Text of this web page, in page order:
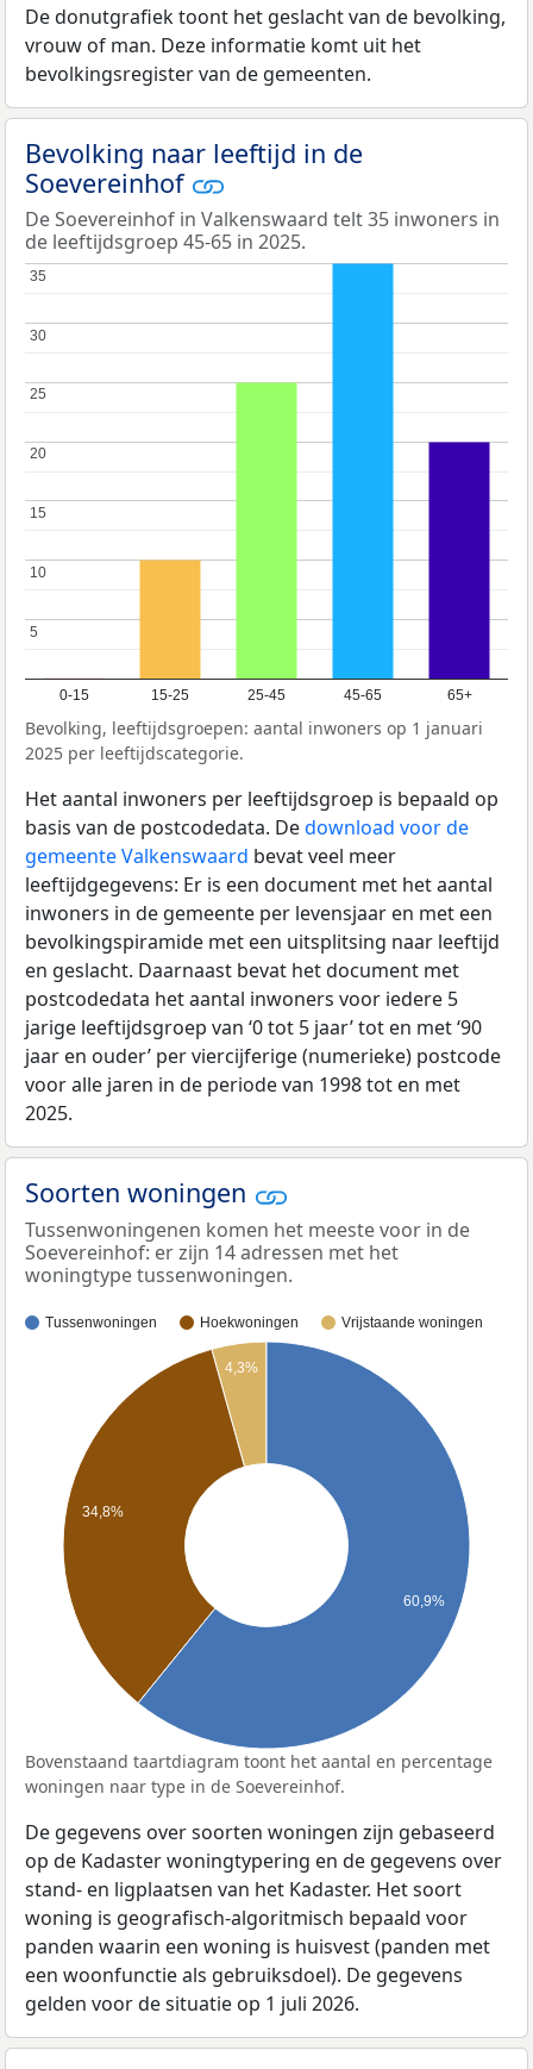
De donutgrafiek toont het geslacht van de bevolking,
vrouw of man. Deze informatie komt uit het
bevolkingsregister van de gemeenten.
Bevolking naar leeftijd in de
Soevereinhof
De Soevereinhof in Valkenswaard telt 35 inwoners in
de leeftijdsgroep 45-65 in 2025.
0-15 15-25 25-45 45-65 65+
5
5
10
10
15
15
20
20
25
25
30
30
35
35
Bevolking, leeftijdsgroepen: aantal inwoners op 1 januari
2025 per leeftijdscategorie.
Het aantal inwoners per leeftijdsgroep is bepaald op
basis van de postcodedata. Dedownload voor de
gemeente Valkenswaard bevat veel meer
leeftijdgegevens: Er is een document met het aantal
inwoners in de gemeente per levensjaar en met een
bevolkingspiramide met een uitsplitsing naar leeftijd
en geslacht. Daarnaast bevat het document met
postcodedata het aantal inwoners voor iedere 5
jarige leeftijdsgroep van ‘0 tot 5 jaar’ tot en met ‘90
jaar en ouder’ per viercijferige (numerieke) postcode
voor alle jaren in de periode van 1998 tot en met
2025.
Soorten woningen
Tussenwoningenen komen het meeste voor in de
Soevereinhof: er zijn 14 adressen met het
woningtype tussenwoningen.
Tussenwoningen Hoekwoningen Vrijstaande woningen
4,3%
34,8%
60,9%
Bovenstaand taartdiagram toont het aantal en percentage
woningen naar type in de Soevereinhof.
De gegevens over soorten woningen zijn gebaseerd
op de Kadaster woningtypering en de gegevens over
stand- en ligplaatsen van het Kadaster. Het soort
woning is geografisch-algoritmisch bepaald voor
panden waarin een woning is huisvest (panden met
een woonfunctie als gebruiksdoel). De gegevens
gelden voor de situatie op 1 juli 2026.